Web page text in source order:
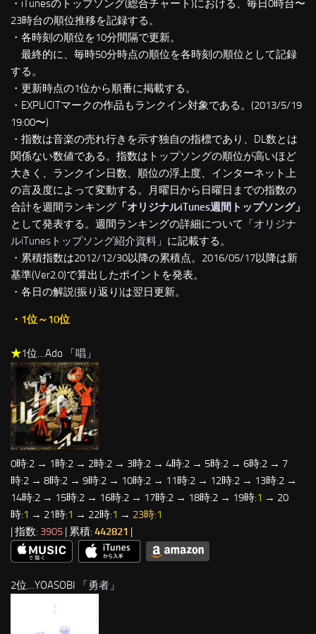
・iTunesのトップソング(総合チャート)における、毎日0時台〜
23時台の順位推移を記録する。
・各時刻の順位を10分間隔で更新。
最終的に、毎時50分時点の順位を各時刻の順位として記録
する。
・更新時点の1位から順番に掲載する。
・EXPLICITマークの作品もランクイン対象である。(2013/5/19
19:00〜)
・指数は音楽の売れ行きを示す独自の指標であり、DL数とは
関係ない数値である。指数はトップソングの順位が高いほど
大きく、ランクイン日数、順位の浮上度、インターネット上
の言及度によって変動する。月曜日から日曜日までの指数の
合計を週間ランキング 「オリジナルiTunes週間トップソング」
として発表する。週間ランキングの詳細について「オリジナ
ルiTunesトップソング紹介資料 」に記載する。
・累積指数は2012/12/30以降の累積点。2016/05/17以降は新
基準(Ver2.0)で算出したポイントを発表。
・各日の解説(振り返り)は翌日更新。
・1位～10位
★1位…Ado 「唱 」
0時:2 → 1時:2 → 2時:2 → 3時:2 → 4時:2 → 5時:2 → 6時:2 → 7
時:2 → 8時:2 → 9時:2 → 10時:2 → 11時:2 → 12時:2 → 13時:2 →
14時:2 → 15時:2 → 16時:2 → 17時:2 → 18時:2 → 19時:1 → 20
時:1 → 21時:1 → 22時:1 → 23時:1
| 指数: 3905 | 累積: 442821 |
2位…YOASOBI 「勇者 」